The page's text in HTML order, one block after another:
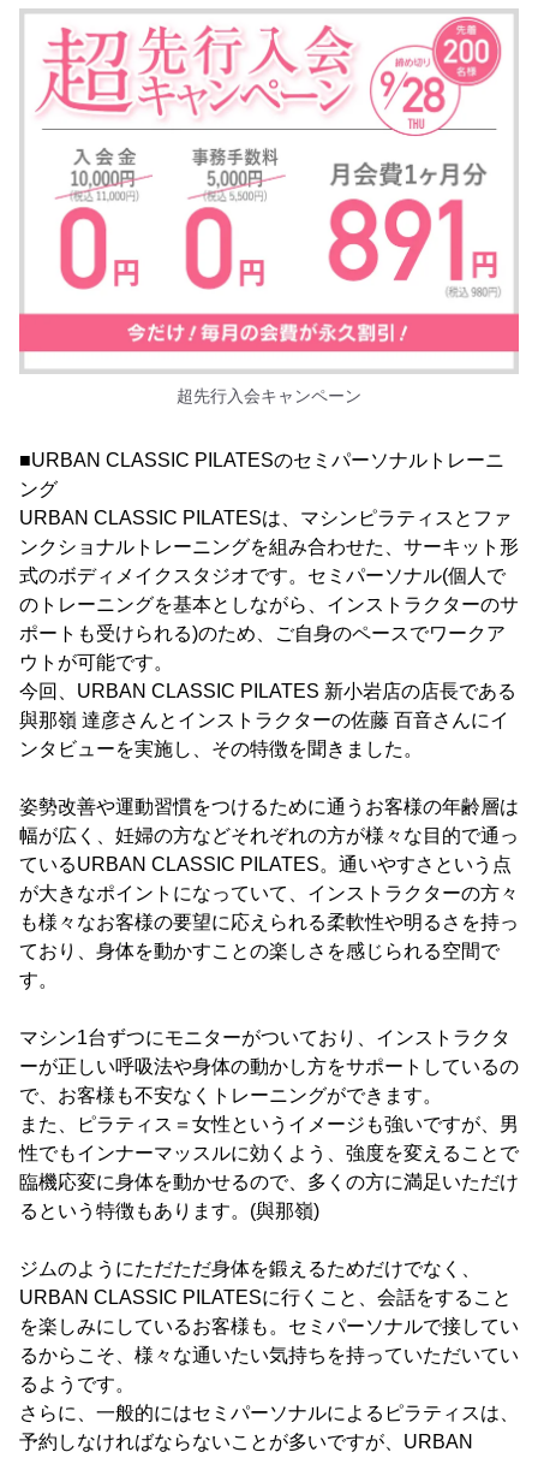
超先行入会キャンペーン
■URBAN CLASSIC PILATESのセミパーソナルトレーニ
ング
URBAN CLASSIC PILATESは、マシンピラティスとファ
ンクショナルトレーニングを組み合わせた、サーキット形
式のボディメイクスタジオです。セミパーソナル(個人で
のトレーニングを基本としながら、インストラクターのサ
ポートも受けられる)のため、ご自身のペースでワークア
ウトが可能です。
今回、URBAN CLASSIC PILATES 新小岩店の店長である
與那嶺 達彦さんとインストラクターの佐藤 百音さんにイ
ンタビューを実施し、その特徴を聞きました。
姿勢改善や運動習慣をつけるために通うお客様の年齢層は
幅が広く、妊婦の方などそれぞれの方が様々な目的で通っ
ているURBAN CLASSIC PILATES。通いやすさという点
が大きなポイントになっていて、インストラクターの方々
も様々なお客様の要望に応えられる柔軟性や明るさを持っ
ており、身体を動かすことの楽しさを感じられる空間で
す。
マシン1台ずつにモニターがついており、インストラクタ
ーが正しい呼吸法や身体の動かし方をサポートしているの
で、お客様も不安なくトレーニングができます。
また、ピラティス＝女性というイメージも強いですが、男
性でもインナーマッスルに効くよう、強度を変えることで
臨機応変に身体を動かせるので、多くの方に満足いただけ
るという特徴もあります。(與那嶺)
ジムのようにただただ身体を鍛えるためだけでなく、
URBAN CLASSIC PILATESに行くこと、会話をすること
を楽しみにしているお客様も。セミパーソナルで接してい
るからこそ、様々な通いたい気持ちを持っていただいてい
るようです。
さらに、一般的にはセミパーソナルによるピラティスは、
予約しなければならないことが多いですが、URBAN